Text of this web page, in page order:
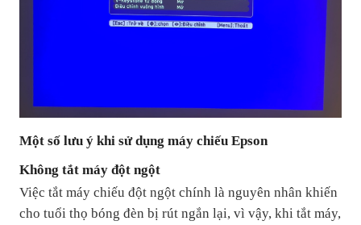
Một số lưu ý khi sử dụng máy chiếu Epson
Không tắt máy đột ngột
Việc tắt máy chiếu đột ngột chính là nguyên nhân khiến
cho tuổi thọ bóng đèn bị rút ngắn lại, vì vậy, khi tắt máy,